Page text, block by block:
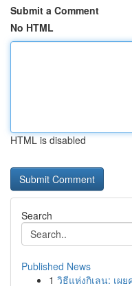
Submit a Comment
No HTML
HTML is disabled
Search
Published News
1 วิธีแห่งกิเลน: เผ